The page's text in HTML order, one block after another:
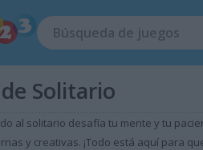
Solitario
al solitario desafía tu mente y tu
y creativas. ¡Todo está aquí para